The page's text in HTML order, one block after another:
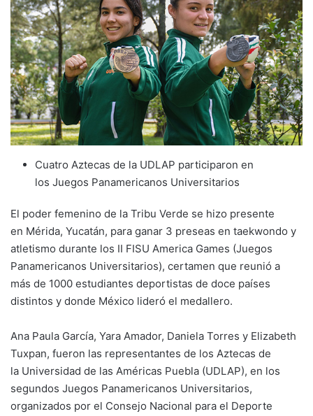
Cuatro Aztecas de la UDLAP participaron en
los Juegos Panamericanos Universitarios
El poder femenino de la Tribu Verde se hizo presente
en Mérida, Yucatán, para ganar 3 preseas en taekwondo y
atletismo durante los II FISU America Games (Juegos
Panamericanos Universitarios), certamen que reunió a
más de 1000 estudiantes deportistas de doce países
distintos y donde México lideró el medallero.
Ana Paula García, Yara Amador, Daniela Torres y Elizabeth
Tuxpan, fueron las representantes de los Aztecas de
la Universidad de las Américas Puebla (UDLAP), en los
segundos Juegos Panamericanos Universitarios,
organizados por el Consejo Nacional para el Deporte